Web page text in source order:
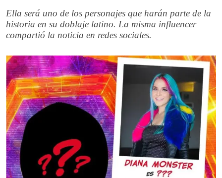
Ella será uno de los personajes que harán parte de la
historia en su doblaje latino. La misma influencer
compartió la noticia en redes sociales.